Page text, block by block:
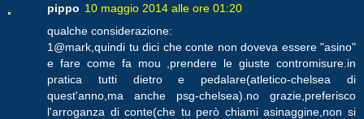
pippo 10 maggio 2014 alle ore 01:20
qualche considerazione:
1@mark,quindi tu dici che conte non doveva essere "asino"
e fare come fa mou ,prendere le giuste contromisure.in
pratica tutti dietro e pedalare(atletico-chelsea di
quest'anno,ma anche psg-chelsea).no grazie,preferisco
l'arroganza di conte(che tu però chiami asinaggine,non si